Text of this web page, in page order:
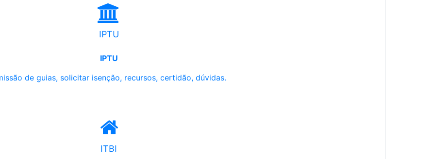
IPTU
IPTU
de guias, solicitar isenção, recursos, certidão, dúvidas.
ITBI